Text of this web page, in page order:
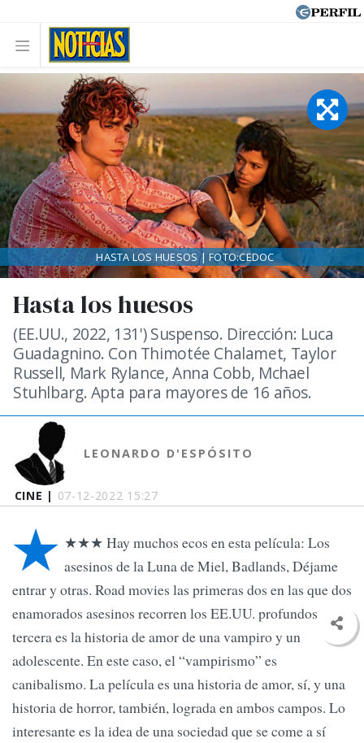
CINE | 07-12-2022 15:27
Hasta los huesos
(EE.UU., 2022, 131') Suspenso. Dirección: Luca
Guadagnino. Con Thimotée Chalamet, Taylor
Russell, Mark Rylance, Anna Cobb, Mchael
Stuhlbarg. Apta para mayores de 16 años.
LEONARDO D'ESPÓSITO
HASTA LOS HUESOS | FOTO:CEDOC
★ ★★★ Hay muchos ecos en esta película: Los
asesinos de la Luna de Miel, Badlands, Déjame
entrar y otras. Road movies las primeras dos en las que dos
enamorados asesinos recorren los EE.UU. profundos. La
tercera es la historia de amor de una vampiro y un
adolescente. En este caso, el “vampirismo” es
canibalismo. La película es una historia de amor, sí, y una
historia de horror, también, lograda en ambos campos. Lo
interesante es la idea de una sociedad que se come a sí